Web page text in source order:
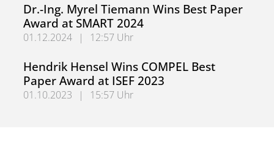
Dr.-Ing. Myrel Tiemann Wins Best Paper
Award at SMART 2024
01.12.2024 |
12:57 Uhr
Hendrik Hensel Wins COMPEL Best
Paper Award at ISEF 2023
01.10.2023 |
15:57 Uhr